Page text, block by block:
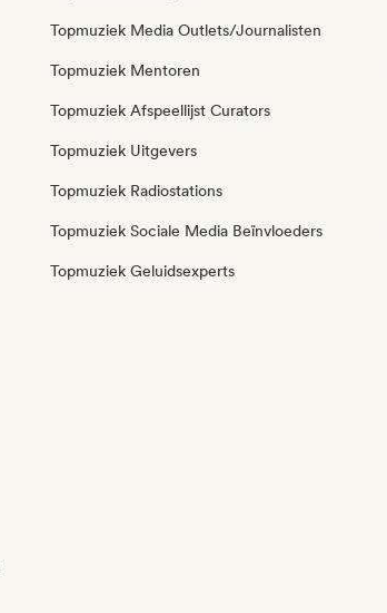
Topmuziek Media Outlets/Journalisten
Topmuziek Mentoren
Topmuziek Afspeellijst Curators
Topmuziek Uitgevers
Topmuziek Radiostations
Topmuziek Sociale Media Beïnvloeders
Topmuziek Geluidsexperts